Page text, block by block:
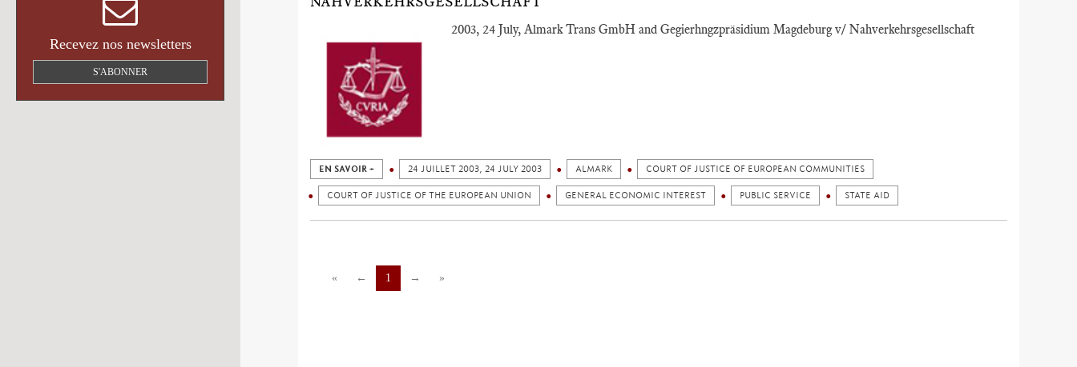
Recevez nos newsletters
S'ABONNER
2003, 24 July, Almark Trans GmbH and Gegierhngzpräsidium Magdeburg v/ Nahverkehrsgesellschaft
EN SAVOIR + 24 JUILLET 2003, 24 JULY 2003 ALMARK COURT OF JUSTICE OF EUROPEAN COMMUNITIES
COURT OF JUSTICE OF THE EUROPEAN UNION GENERAL ECONOMIC INTEREST PUBLIC SERVICE STATE AID
« ← 1 → »